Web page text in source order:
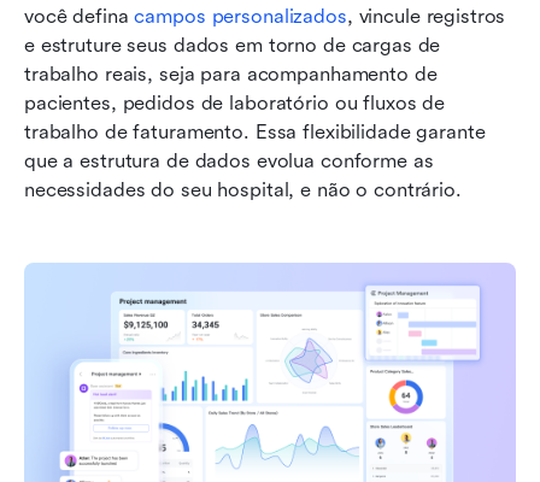
você defina campos personalizados, vincule registros
e estruture seus dados em torno de cargas de
trabalho reais, seja para acompanhamento de
pacientes, pedidos de laboratório ou fluxos de
trabalho de faturamento. Essa flexibilidade garante
que a estrutura de dados evolua conforme as
necessidades do seu hospital, e não o contrário.